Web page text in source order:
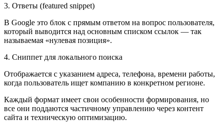
3. Ответы (featured snippet)
В Google это блок с прямым ответом на вопрос пользователя,
который выводится над основным списком ссылок — так
называемая «нулевая позиция».
4. Сниппет для локального поиска
Отображается с указанием адреса, телефона, времени работы,
когда пользователь ищет компанию в конкретном регионе.
Каждый формат имеет свои особенности формирования, но
все они поддаются частичному управлению через контент
сайта и техническую оптимизацию.